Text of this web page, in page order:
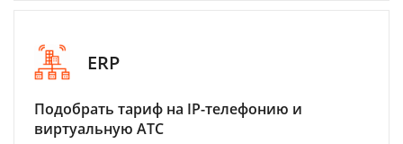
ERP
Подобрать тариф на IP-телефонию и
виртуальную АТС